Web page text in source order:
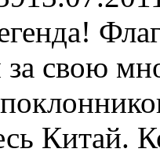
свою
Китай.